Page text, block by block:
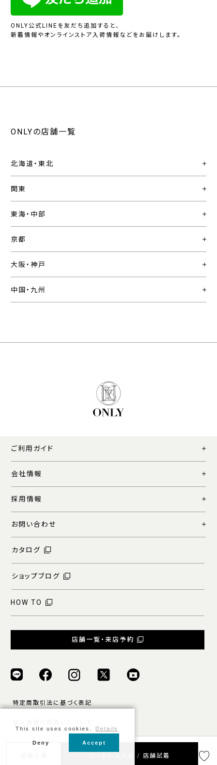
カートに入れる / 店舗試着
ONLY公式LINEを友だち追加すると、
新着情報やオンラインストア入荷情報などをお届けします。
ONLYの店舗一覧
北海道・東北
関東
東海・中部
京都
大阪・神戸
中国・九州
ご利用ガイド
会社情報
採用情報
お問い合わせ
カタログ
ショップブログ
HOW TO
店舗一覧・来店予約
特定商取引法に基づく表記
ご利用規約
This site uses cookies. Details
Deny Accept